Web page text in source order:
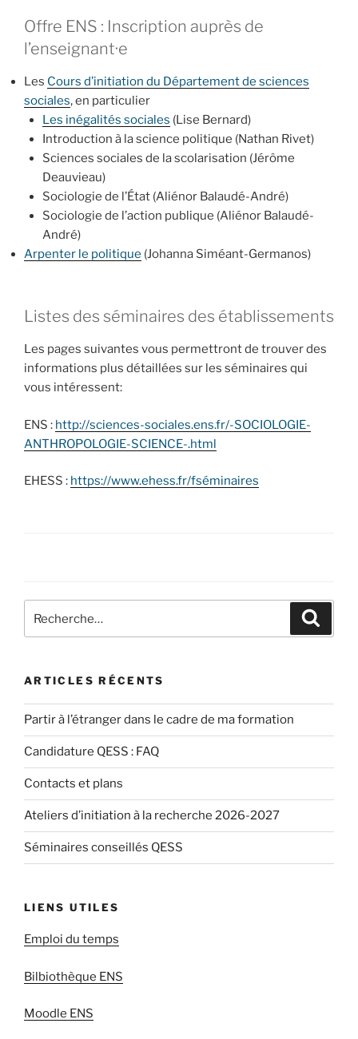
Offre ENS : Inscription auprès de
l’enseignant·e
Les Cours d’initiation du Département de sciences
sociales, en particulier
Les inégalités sociales (Lise Bernard)
Introduction à la science politique (Nathan Rivet)
Sciences sociales de la scolarisation (Jérôme
Deauvieau)
Sociologie de l’État (Aliénor Balaudé-André)
Sociologie de l’action publique (Aliénor Balaudé-
André)
Arpenter le politique (Johanna Siméant-Germanos)
Listes des séminaires des établissements
Les pages suivantes vous permettront de trouver des
informations plus détaillées sur les séminaires qui
vous intéressent:
ENS : http://sciences-sociales.ens.fr/-SOCIOLOGIE-
ANTHROPOLOGIE-SCIENCE-.html
EHESS : https://www.ehess.fr/fséminaires
pour
ARTICLES RÉCENTS
Partir à l’étranger dans le cadre de ma formation
Candidature QESS : FAQ
Contacts et plans
Ateliers d’initiation à la recherche 2026-2027
Séminaires conseillés QESS
LIENS UTILES
Emploi du temps
Bilbiothèque ENS
Moodle ENS